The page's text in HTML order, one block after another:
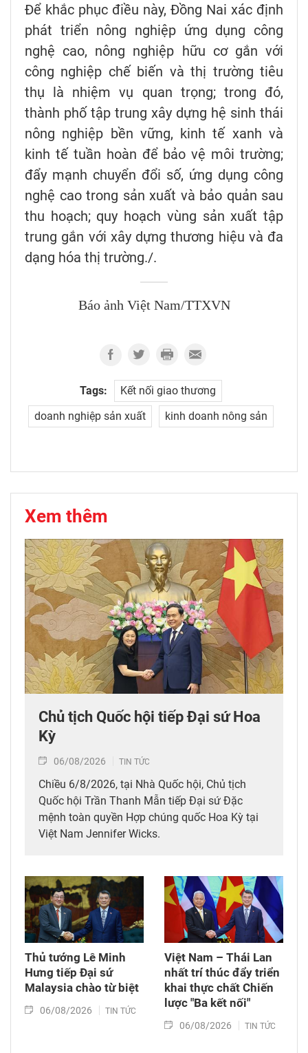
Để khắc phục điều này, Đồng Nai xác định
phát triển nông nghiệp ứng dụng công
nghệ cao, nông nghiệp hữu cơ gắn với
công nghiệp chế biến và thị trường tiêu
thụ là nhiệm vụ quan trọng; trong đó,
thành phố tập trung xây dựng hệ sinh thái
nông nghiệp bền vững, kinh tế xanh và
kinh tế tuần hoàn để bảo vệ môi trường;
đẩy mạnh chuyển đổi số, ứng dụng công
nghệ cao trong sản xuất và bảo quản sau
thu hoạch; quy hoạch vùng sản xuất tập
trung gắn với xây dựng thương hiệu và đa
dạng hóa thị trường./.
Báo ảnh Việt Nam/TTXVN
Tags:
Kết nối giao thương
doanh nghiệp sản xuất
kinh doanh nông sản
Xem thêm
Chủ tịch Quốc hội tiếp Đại sứ Hoa
Kỳ
06/08/2026 TIN TỨC
Chiều 6/8/2026, tại Nhà Quốc hội, Chủ tịch
Quốc hội Trần Thanh Mẫn tiếp Đại sứ Đặc
mệnh toàn quyền Hợp chúng quốc Hoa Kỳ tại
Việt Nam Jennifer Wicks.
Thủ tướng Lê Minh
Hưng tiếp Đại sứ
Malaysia chào từ biệt
06/08/2026 TIN TỨC
Việt Nam – Thái Lan
nhất trí thúc đẩy triển
khai thực chất Chiến
lược "Ba kết nối"
06/08/2026 TIN TỨC